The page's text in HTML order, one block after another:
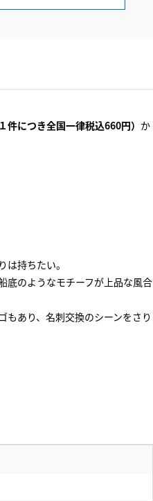
件につき全国一律税込660円） か
持ちたい。
底のようなモチーフが上品な風合
もあり、名刺交換のシーンをさり